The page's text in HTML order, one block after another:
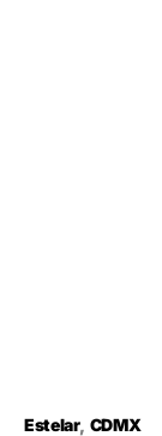
Estelar CDMX